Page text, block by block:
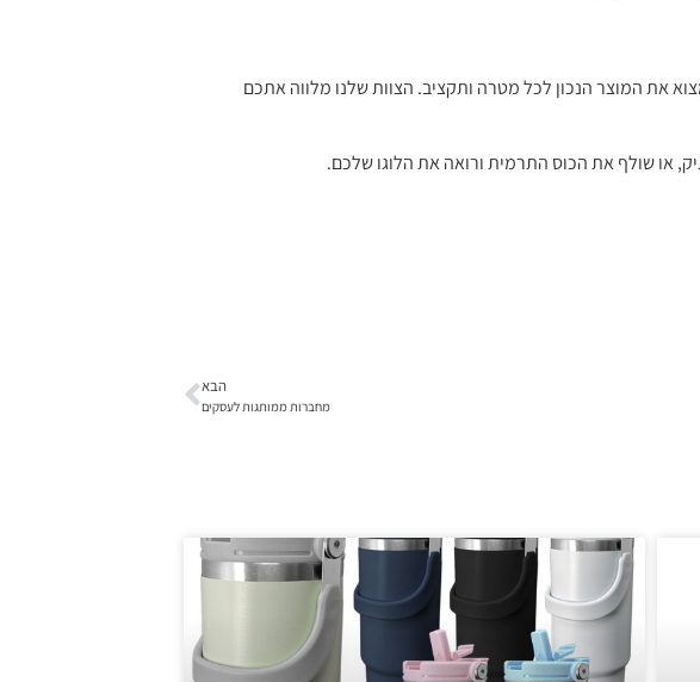
את המוצר הנכון לכל מטרה ותקציב. הצוות שלנו מלווה אתכם
או שולף את הכוס התרמית ורואה את הלוגו שלכם.
הבא
מחברות ממותגות לעסקים